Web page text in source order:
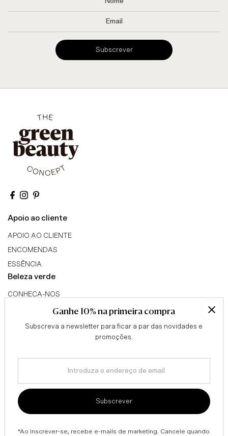
Subscrever
Apoio ao cliente
APOIO AO CLIENTE
ENCOMENDAS
ESSÊNCIA
Beleza verde
CONHECA-NOS
TRIBO GREEN BEAUTY
PROGRAMA DE AFILIADOS
TERMOS & CONDIÇÕES
ENVIOS & DEVOLUÇÕES
Ganhe 10% na primeira compra
Subscreva a newsletter para ficar a par das novidades e
promoções.
endereço
de
email
Subscrever
*Ao inscrever-se, recebe e-mails de marketing. Cancele quando